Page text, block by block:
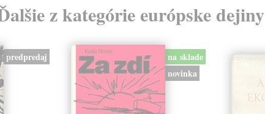
z kategórie európske dejiny
predpredaj
na sklade
novinka